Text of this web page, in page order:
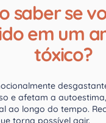
saber se
em um
tóxico?
e afetam a
ao longo do tempo.
torna possível agir.